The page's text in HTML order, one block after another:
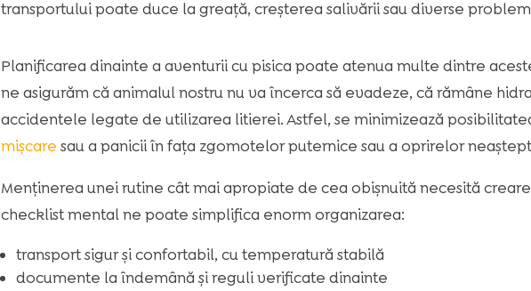
transportului poate duce la greață, creșterea salivării sau diverse
Planificarea dinainte a aventurii cu pisica poate atenua multe dintre
ne asigurăm că animalul nostru nu va încerca să evadeze, că rămâne
accidentele legate de utilizarea litierei. Astfel, se minimizează
mișcare sau a panicii în fața zgomotelor puternice sau a oprirelor
Menținerea unei rutine cât mai apropiate de cea obișnuită necesită
checklist mental ne poate simplifica enorm organizarea:
transport sigur și confortabil, cu temperatură stabilă
documente la îndemână și reguli verificate dinainte